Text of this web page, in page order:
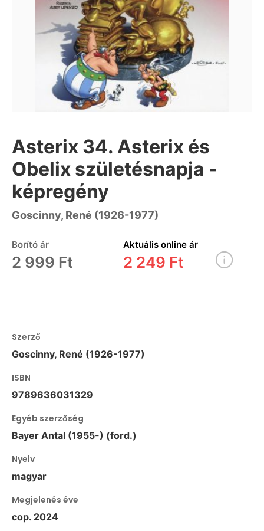
Asterix 34. Asterix és
Obelix születésnapja -
képregény
Goscinny, René (1926-1977)
Borító ár
2 999 Ft
Aktuális online ár
2 249 Ft
Szerző
Goscinny, René (1926-1977)
ISBN
9789636031329
Egyéb szerzőség
Bayer Antal (1955-) (ford.)
Nyelv
magyar
Megjelenés éve
cop. 2024